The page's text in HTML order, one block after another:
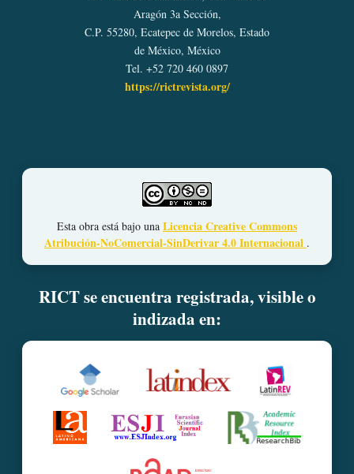
Aragón 3a Sección,
C.P. 55280, Ecatepec de Morelos, Estado
de México, México
Tel. +52 720 460 0897
https://rictrevista.org/
Esta obra está bajo una Licencia Creative Commons
Atribución-NoComercial-SinDerivar 4.0 Internacional .
RICT se encuentra registrada, visible o
indizada en: